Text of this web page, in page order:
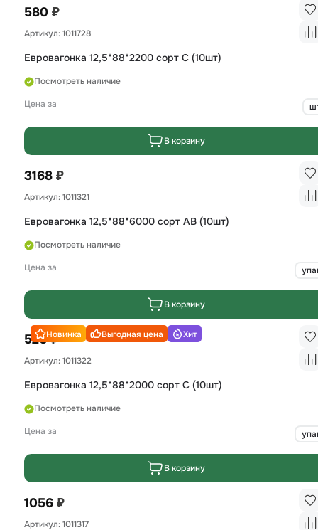
580 ₽
Артикул: 1011728
Евровагонка 12,5*88*2200 сорт С (10шт)
Посмотреть наличие
Цена за
В корзину
3168 ₽
Артикул: 1011321
Евровагонка 12,5*88*6000 сорт AB (10шт)
Посмотреть наличие
Цена за
В корзину
Новинка Выгодная цена Хит
520₽
Артикул: 1011322
Евровагонка 12,5*88*2000 сорт С (10шт)
Посмотреть наличие
Цена за
В корзину
1056 ₽
Артикул: 1011317